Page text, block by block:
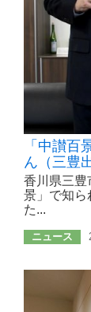
「中讃
ん（三豊
香川県三豊
景」で知ら
た...
ニュース